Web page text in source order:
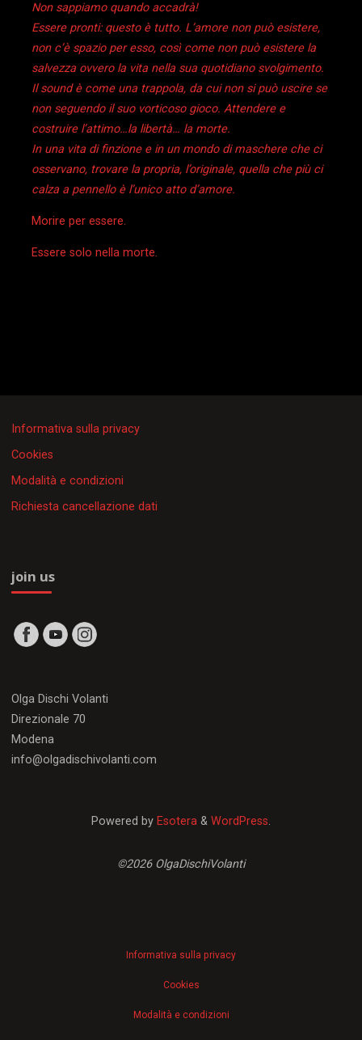
Non sappiamo quando accadrà!
Essere pronti: questo è tutto. L’amore non può esistere,
non c’è spazio per esso, così come non può esistere la
salvezza ovvero la vita nella sua quotidiano svolgimento.
Il sound è come una trappola, da cui non si può uscire se
non seguendo il suo vorticoso gioco. Attendere e
costruire l’attimo…la libertà… la morte.
In una vita di finzione e in un mondo di maschere che ci
osservano, trovare la propria, l’originale, quella che più ci
calza a pennello è l’unico atto d’amore.
Morire per essere.
Essere solo nella morte.
Informativa sulla privacy
Cookies
Modalità e condizioni
Richiesta cancellazione dati
join us
Olga Dischi Volanti
Direzionale 70
Modena
info@olgadischivolanti.com
Powered by Esotera & WordPress.
©2026 OlgaDischiVolanti
Informativa sulla privacy
Cookies
Modalità e condizioni